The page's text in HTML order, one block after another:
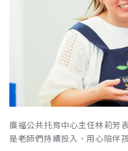
廣福公共托育中心主任林莉芳
是老師們持續投入、用心陪伴